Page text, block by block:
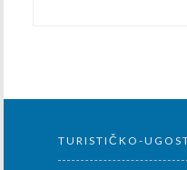
TURISTIČKO-